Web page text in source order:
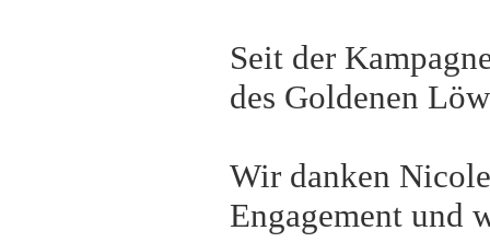
Seit der
des Goldenen
Wir danken
Engagement und